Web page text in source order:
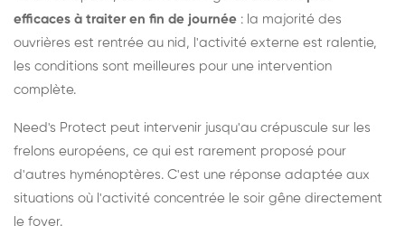
efficaces à traiter en fin de journée : la majorité des
ouvrières est rentrée au nid, l'activité externe est ralentie,
les conditions sont meilleures pour une intervention
complète.
Need's Protect peut intervenir jusqu'au crépuscule sur les
frelons européens, ce qui est rarement proposé pour
d'autres hyménoptères. C'est une réponse adaptée aux
situations où l'activité concentrée le soir gêne directement
le foyer.